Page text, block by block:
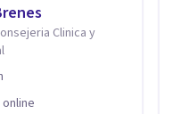
Clinica y